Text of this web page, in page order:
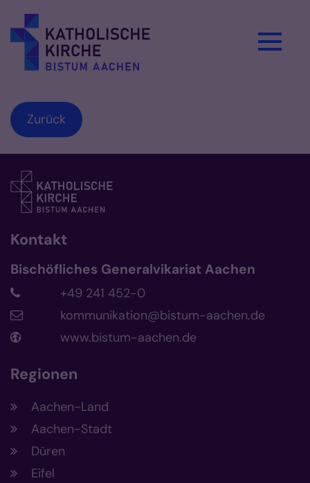
Zurück
Kontakt
Bischöfliches Generalvikariat Aachen
+49 241 452-0
kommunikation@bistum-aachen.de
www.bistum-aachen.de
Regionen
Aachen-Land
Aachen-Stadt
Düren
Eifel